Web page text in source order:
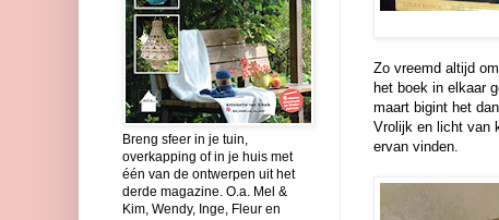
Zo vreemd altijd
het boek in elkaar
maart bigint het
Vrolijk en licht van
ervan vinden.
Breng sfeer in je tuin,
overkapping of in je huis met
één van de ontwerpen uit het
derde magazine. O.a. Mel &
Kim, Wendy, Inge, Fleur en